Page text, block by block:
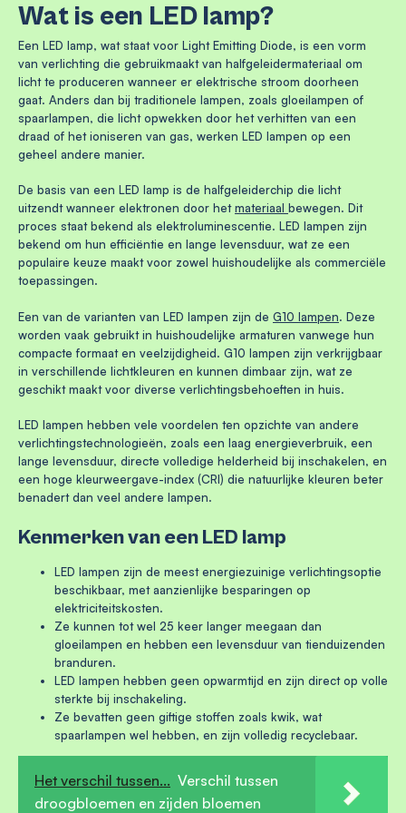
Wat is een LED lamp?
Een LED lamp, wat staat voor Light Emitting Diode, is een vorm
van verlichting die gebruikmaakt van halfgeleidermateriaal om
licht te produceren wanneer er elektrische stroom doorheen
gaat. Anders dan bij traditionele lampen, zoals gloeilampen of
spaarlampen, die licht opwekken door het verhitten van een
draad of het ioniseren van gas, werken LED lampen op een
geheel andere manier.
De basis van een LED lamp is de halfgeleiderchip die licht
uitzendt wanneer elektronen door hetmateriaal bewegen. Dit
proces staat bekend als elektroluminescentie. LED lampen zijn
bekend om hun efficiëntie en lange levensduur, wat ze een
populaire keuze maakt voor zowel huishoudelijke als commerciële
toepassingen.
Een van de varianten van LED lampen zijn de G10 lampen. Deze
worden vaak gebruikt in huishoudelijke armaturen vanwege hun
compacte formaat en veelzijdigheid. G10 lampen zijn verkrijgbaar
in verschillende lichtkleuren en kunnen dimbaar zijn, wat ze
geschikt maakt voor diverse verlichtingsbehoeften in huis.
LED lampen hebben vele voordelen ten opzichte van andere
verlichtingstechnologieën, zoals een laag energieverbruik, een
lange levensduur, directe volledige helderheid bij inschakelen, en
een hoge kleurweergave-index (CRI) die natuurlijke kleuren beter
benadert dan veel andere lampen.
Kenmerken van een LED lamp
LED lampen zijn de meest energiezuinige verlichtingsoptie
beschikbaar, met aanzienlijke besparingen op
elektriciteitskosten.
Ze kunnen tot wel 25 keer langer meegaan dan
gloeilampen en hebben een levensduur van tienduizenden
branduren.
LED lampen hebben geen opwarmtijd en zijn direct op volle
sterkte bij inschakeling.
Ze bevatten geen giftige stoffen zoals kwik, wat
spaarlampen wel hebben, en zijn volledig recyclebaar.
Het verschil tussen... Verschil tussen
droogbloemen en zijden bloemen